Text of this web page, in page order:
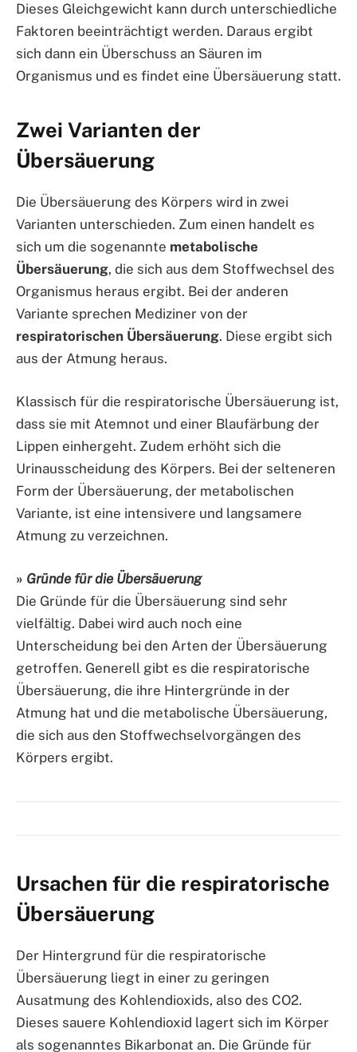
Dieses Gleichgewicht kann durch unterschiedliche
Faktoren beeinträchtigt werden. Daraus ergibt
sich dann ein Überschuss an Säuren im
Organismus und es findet eine Übersäuerung statt.
Zwei Varianten der
Übersäuerung
Die Übersäuerung des Körpers wird in zwei
Varianten unterschieden. Zum einen handelt es
sich um die sogenannte metabolische
Übersäuerung, die sich aus dem Stoffwechsel des
Organismus heraus ergibt. Bei der anderen
Variante sprechen Mediziner von der
respiratorischen Übersäuerung. Diese ergibt sich
aus der Atmung heraus.
Klassisch für die respiratorische Übersäuerung ist,
dass sie mit Atemnot und einer Blaufärbung der
Lippen einhergeht. Zudem erhöht sich die
Urinausscheidung des Körpers. Bei der selteneren
Form der Übersäuerung, der metabolischen
Variante, ist eine intensivere und langsamere
Atmung zu verzeichnen.
» Gründe für die Übersäuerung
Die Gründe für die Übersäuerung sind sehr
vielfältig. Dabei wird auch noch eine
Unterscheidung bei den Arten der Übersäuerung
getroffen. Generell gibt es die respiratorische
Übersäuerung, die ihre Hintergründe in der
Atmung hat und die metabolische Übersäuerung,
die sich aus den Stoffwechselvorgängen des
Körpers ergibt.
Ursachen für die respiratorische
Übersäuerung
Der Hintergrund für die respiratorische
Übersäuerung liegt in einer zu geringen
Ausatmung des Kohlendioxids, also des CO2.
Dieses sauere Kohlendioxid lagert sich im Körper
als sogenanntes Bikarbonat an. Die Gründe für